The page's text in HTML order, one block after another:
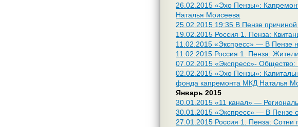
26.02.2015 «Эхо Пензы»:
Наталья Моисеева
25.02.2015 19:35 В Пензе причиной
19.02.2015 Россия 1. Пенза:
11.02.2015 «Экспресс» — В Пензе
11.02.2015 Россия 1. Пенза:
07.02.2015 «Экспресс»- Общество:
02.02.2015 «Эхо Пензы»:
фонда капремонта МКД Наталья
Январь 2015
30.01.2015 «11 канал» —
30.01.2015 «Экспресс» — В Пензе
27.01.2015 Россия 1. Пенза: Сотни